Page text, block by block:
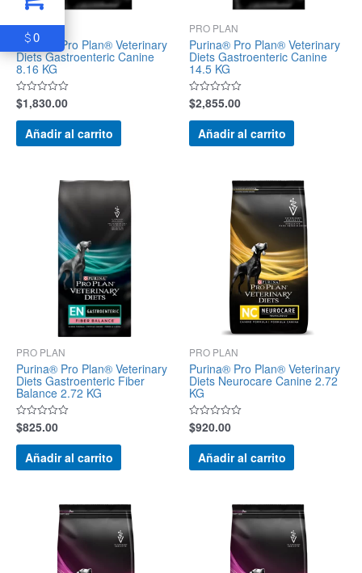
PRO PLAN
Purina® Pro Plan® Veterinary
Diets Gastroenteric Canine
8.16 KG
Valorado
con
0
$1,830.00
Añadir al carrito
PRO PLAN
Purina® Pro Plan® Veterinary
Diets Gastroenteric Canine
14.5 KG
Valorado
con
0
$2,855.00
Añadir al carrito
PRO PLAN
Purina® Pro Plan® Veterinary
Diets Gastroenteric Fiber
Balance 2.72 KG
Valorado
con
0
$825.00
Añadir al carrito
PRO PLAN
Purina® Pro Plan® Veterinary
Diets Neurocare Canine 2.72
KG
Valorado
con
0
$920.00
Añadir al carrito
$0